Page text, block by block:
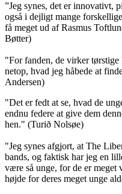
”Jeg synes, det er innovativt,
også i dejligt mange
få meget ud af Rasmus
Bøtter)
"For fanden, de virker
netop, hvad jeg håbede at
Andersen)
"Det er fedt at se, hvad de
endnu federe at give dem
hen." (Turið Nolsøe)
"Jeg synes afgjort, at The
bands, og faktisk har jeg en
være så unge, for de er meget
højde for deres meget unge